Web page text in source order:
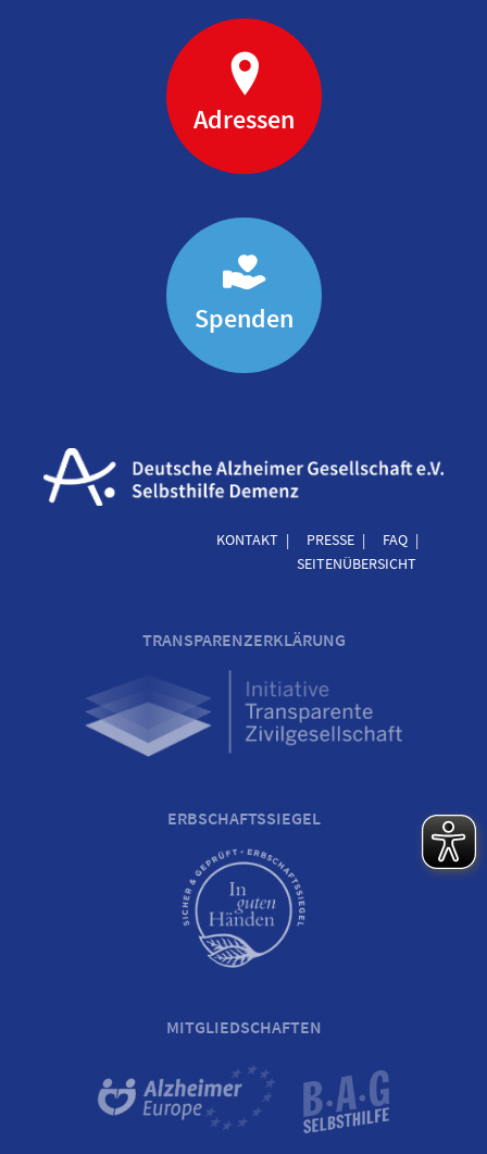
Adressen
Spenden
KONTAKT PRESSE
FAQ
SEITENÜBERSICHT
TRANSPARENZERKLÄRUNG
ERBSCHAFTSSIEGEL
MITGLIEDSCHAFTEN